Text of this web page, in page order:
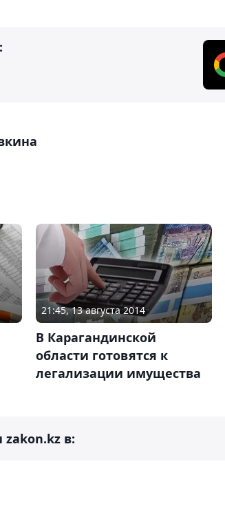
21:45, 13 августа 2014
В Карагандинской
области готовятся к
легализации имущества
zakon.kz в: